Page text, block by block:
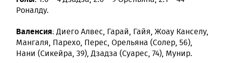
Роналду.
Валенсия: Диего Алвес, Гарай, Гайя, Жоау Канселу,
Мангаля, Парехо, Перес, Орельяна (Солер, 56),
Нани (Сикейра, 39), Дзадза (Суарес, 74), Мунир.